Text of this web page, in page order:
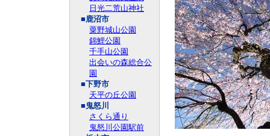
日光二荒山神社
■鹿沼市
粟野城山公園
錦鯉公園
千手山公園
出会いの森総合公
園
■下野市
天平の丘公園
■鬼怒川
さくら通り
鬼怒川公園駅前